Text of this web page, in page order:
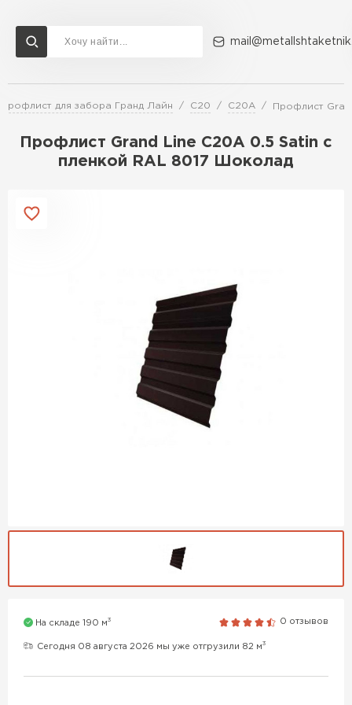
Профлист для забора Гранд Лайн C20 C20A Профлист
Профлист Grand Line C20А 0.5 Satin с
пленкой RAL 8017 Шоколад
На складе 190 м3 0 отзывов
Сегодня 08 августа 2026 мы уже отгрузили 82 м3
Доставка и оплата Акции О компании Контакты
Перейти в каталог